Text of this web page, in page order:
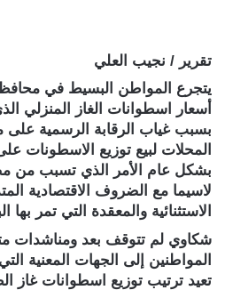
تقرير / نجيب العلي
يتجرع المواطن البسيط في
أسعار اسطوانات الغاز المنزلي
بسبب غياب الرقابة الرسمية على
المحلات لبيع توزيع الاسطونات
بشكل عام الأمر الذي تسبب من
لاسيما مع الضروف الاقتصادية
الاستثنائية والمعقدة التي تمر بها
شكاوي لم تتوقف بعد ومناشدات
المواطنين إلى الجهات المعنية
تعيد ترتيب توزيع اسطوانات غاز